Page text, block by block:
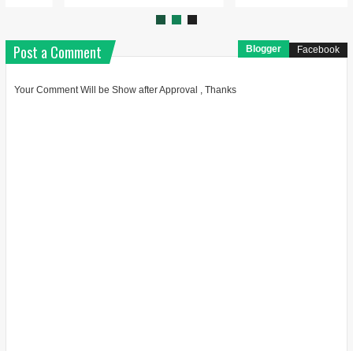
Post a Comment Blogger Facebook
Your Comment Will be Show after Approval , Thanks